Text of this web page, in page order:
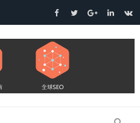
Facebook
TwitterGoogle+LinkedIn
VK